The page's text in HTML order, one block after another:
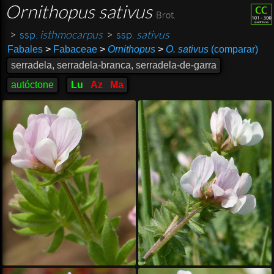
Ornithopus sativus Brot.
> ssp. isthmocarpus> ssp. sativus
Fabales >Fabaceae > Ornithopus > O. sativus(comparar)
serradela, serradela-branca, serradela-de-garra
autóctone
Lu Az Ma